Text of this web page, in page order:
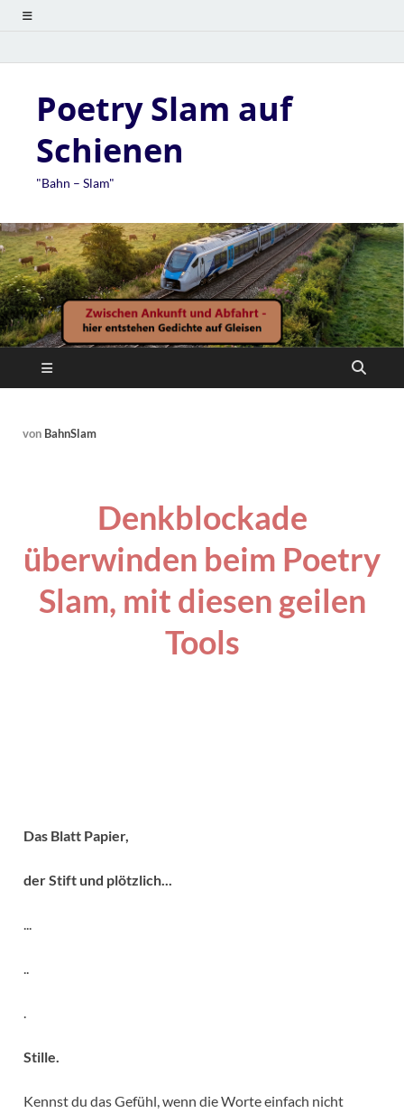
Poetry Slam auf
Schienen
"Bahn – Slam"
von BahnSlam
Denkblockade
überwinden beim Poetry
Slam, mit diesen geilen
Tools
Das Blatt Papier,
der Stift und plötzlich...
...
..
.
Stille.
Kennst du das Gefühl, wenn die Worte einfach nicht